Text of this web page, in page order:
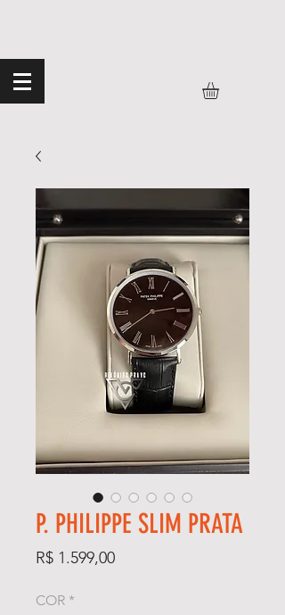
P. PHILIPPE SLIM PRATA
R$ 1.599,00Preço
COR *